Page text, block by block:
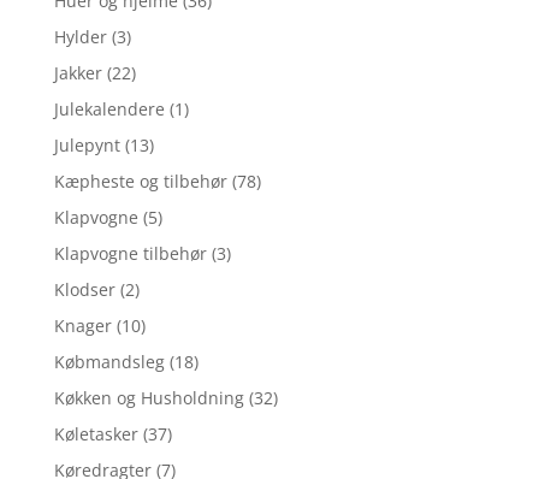
Hylder (3)
Jakker (22)
Julekalendere (1)
Julepynt (13)
Kæpheste og tilbehør (78)
Klapvogne (5)
Klapvogne tilbehør (3)
Klodser (2)
Knager (10)
Købmandsleg (18)
Køkken og Husholdning (32)
Køletasker (37)
Køredragter (7)